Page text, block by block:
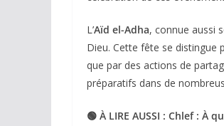
L’Aïd el-Adha, connue aussi
Dieu. Cette fête se distingue
que par des actions de
préparatifs dans de
🟢 À LIRE AUSSI : Chlef :